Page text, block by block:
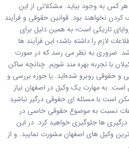
کس به وجود بیاید. مشکلاتی از این
نخواهند بود. قوانین حقوقی و فرآیند
تاریکی است؛ به همین دلیل برای
لازم را داشته باشد؛ این فرآیند ها
ضروری به نظر می رسد که در صورت
با تجربه بهره مند شویم. چنانچه ساکن
و حقوقی روبرو شده‌اید. یا حوزه بررسی و
به مهارت یک وکیل در اصفهان نیاز
است با مسئله ای حقوقی درگیر نباشید
نسبت به موضوع حقوقی خاصی در
ها جلوگیری خواهید کرد. در این
وکیل های اصفهان مشورت نمایید. و از